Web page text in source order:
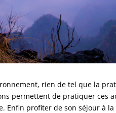
rien de tel que la
permettent de pratiquer ces
Enfin profiter de son séjour à